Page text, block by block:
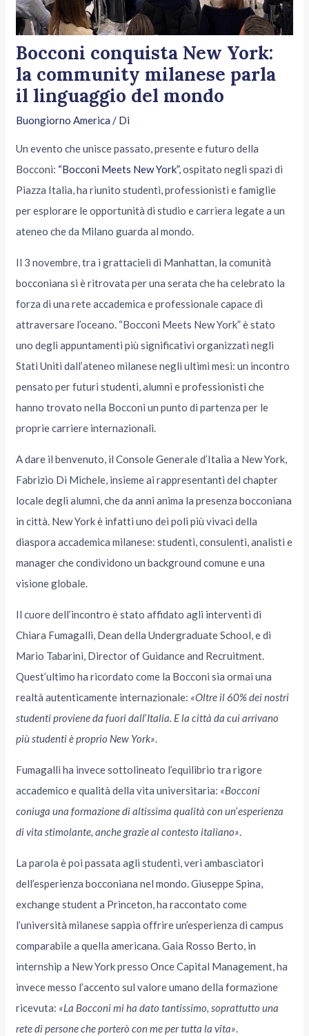
Bocconi conquista New York:
la community milanese parla
il linguaggio del mondo
Buongiorno America / Di
Un evento che unisce passato, presente e futuro della
Bocconi: “Bocconi Meets New York”, ospitato negli spazi di
Piazza Italia, ha riunito studenti, professionisti e famiglie
per esplorare le opportunità di studio e carriera legate a un
ateneo che da Milano guarda al mondo.
Il 3 novembre, tra i grattacieli di Manhattan, la comunità
bocconiana si è ritrovata per una serata che ha celebrato la
forza di una rete accademica e professionale capace di
attraversare l’oceano. “Bocconi Meets New York” è stato
uno degli appuntamenti più significativi organizzati negli
Stati Uniti dall’ateneo milanese negli ultimi mesi: un incontro
pensato per futuri studenti, alumni e professionisti che
hanno trovato nella Bocconi un punto di partenza per le
proprie carriere internazionali.
A dare il benvenuto, il Console Generale d’Italia a New York,
Fabrizio Di Michele, insieme ai rappresentanti del chapter
locale degli alumni, che da anni anima la presenza bocconiana
in città. New York è infatti uno dei poli più vivaci della
diaspora accademica milanese: studenti, consulenti, analisti e
manager che condividono un background comune e una
visione globale.
Il cuore dell’incontro è stato affidato agli interventi di
Chiara Fumagalli, Dean della Undergraduate School, e di
Mario Tabarini, Director of Guidance and Recruitment.
Quest’ultimo ha ricordato come la Bocconi sia ormai una
realtà autenticamente internazionale: «Oltre il 60% dei nostri
studenti proviene da fuori dall’Italia. E la città da cui arrivano
più studenti è proprio New York».
Fumagalli ha invece sottolineato l’equilibrio tra rigore
accademico e qualità della vita universitaria: «Bocconi
coniuga una formazione di altissima qualità con un’esperienza
di vita stimolante, anche grazie al contesto italiano».
La parola è poi passata agli studenti, veri ambasciatori
dell’esperienza bocconiana nel mondo. Giuseppe Spina,
exchange student a Princeton, ha raccontato come
l’università milanese sappia offrire un’esperienza di campus
comparabile a quella americana. Gaia Rosso Berto, in
internship a New York presso Once Capital Management, ha
invece messo l’accento sul valore umano della formazione
ricevuta: «La Bocconi mi ha dato tantissimo, soprattutto una
rete di persone che porterò con me per tutta la vita».